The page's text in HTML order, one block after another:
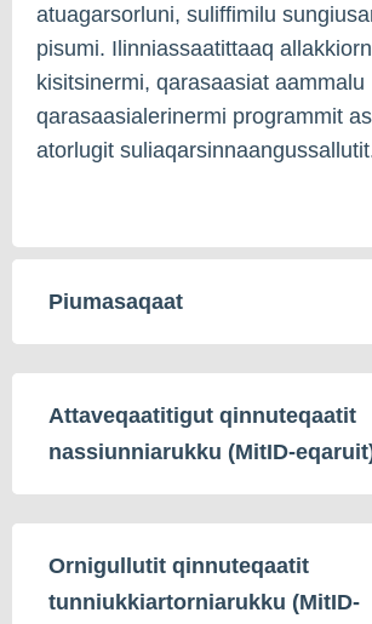
atuagarsorluni, suliffimilu
pisumi. Ilinniassaatittaaq
kisitsinermi, qarasaasiat aammalu
qarasaasialerinermi programmit
atorlugit
Piumasaqaat
Attaveqaatitigut qinnuteqaatit
nassiunniarukku (MitID-
Ornigullutit qinnuteqaatit
tunniukkiartorniarukku (MitID-